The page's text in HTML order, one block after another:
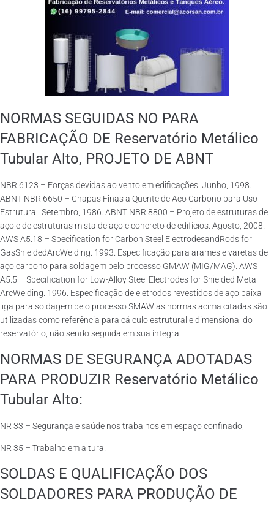
NORMAS SEGUIDAS NO PARA
FABRICAÇÃO DE Reservatório Metálico
Tubular Alto, PROJETO DE ABNT
NBR 6123 – Forças devidas ao vento em edificações. Junho, 1998.
ABNT NBR 6650 – Chapas Finas a Quente de Aço Carbono para Uso
Estrutural. Setembro, 1986. ABNT NBR 8800 – Projeto de estruturas de
aço e de estruturas mista de aço e concreto de edifícios. Agosto, 2008.
AWS A5.18 – Specification for Carbon Steel ElectrodesandRods for
GasShieldedArcWelding. 1993. Especificação para arames e varetas de
aço carbono para soldagem pelo processo GMAW (MIG/MAG). AWS
A5.5 – Specification for Low-Alloy Steel Electrodes for Shielded Metal
ArcWelding. 1996. Especificação de eletrodos revestidos de aço baixa
liga para soldagem pelo processo SMAW as normas acima citadas são
utilizadas como referência para cálculo estrutural e dimensional do
reservatório, não sendo seguida em sua íntegra.
NORMAS DE SEGURANÇA ADOTADAS
PARA PRODUZIR Reservatório Metálico
Tubular Alto:
NR 33 – Segurança e saúde nos trabalhos em espaço confinado;
NR 35 – Trabalho em altura.
SOLDAS E QUALIFICAÇÃO DOS
SOLDADORES PARA PRODUÇÃO DE